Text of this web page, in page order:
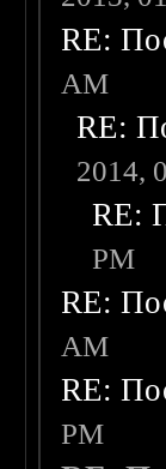
RE:
AM
RE:
2014,
RE:
PM
RE:
AM
RE:
PM